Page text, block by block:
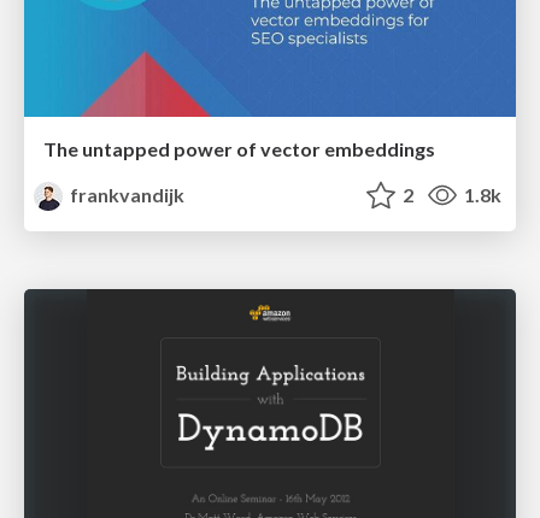
The untapped power of vector embeddings
frankvandijk
2 1.8k